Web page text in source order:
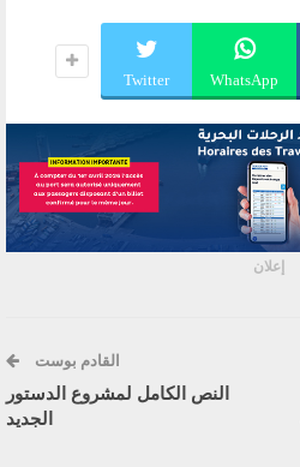
WhatsApp
Twitter
إعلان
القادم بوست
النص الكامل لمشروع الدستور
الجديد